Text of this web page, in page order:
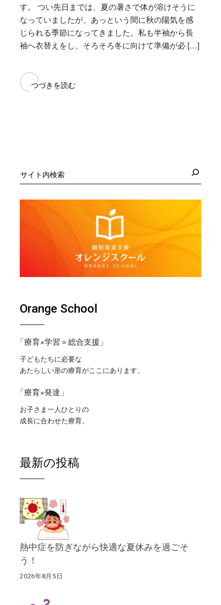
す。 つい先日までは、夏の暑さで体が溶けそうに
なっていましたが、あっという間に秋の陽気を感
じられる季節になってきました。私も半袖から長
袖へ衣替えをし、そろそろ冬に向けて準備が必 […]
つづきを読む
索
Orange School
「療育×学習＝総合支援」
子どもたちに必要な
あたらしい形の療育がここにあります。
「療育×発達」
お子さま一人ひとりの
成長に合わせた療育。
最新の投稿
熱中症を防ぎながら快適な夏休みを過ごそ
う！
2026年8月5日